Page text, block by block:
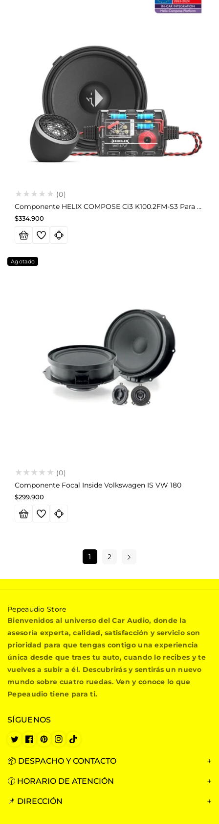
(0)
Componente HELIX COMPOSE Ci3 K100.2FM-S3 Para BMW (2 Vías)
Precio
habitual
$334.900
(0)
Componente Focal Inside Volkswagen IS VW 180
Precio
habitual
$299.900
Agotado
1 2
P
e
p
a
u
d
i
o
o
Pepeaudio Store
Bienvenidos al universo del Car Audio, donde la
asesoría experta, calidad, satisfacción y servicio son
prioridad para que tengas contigo una experiencia
única desde que traes tu auto, cuando lo recibes y te
vuelves a subir a él. Descubrirás y sentirás un nuevo
mundo sobre cuatro ruedas. Ven y conoce lo que
Pepeaudio tiene para ti.
SÍGUENOS
T
i
t
F
c
b
o
k
P
n
e
e
s
I
s
a
a
T
k
o
📦 DESPACHO Y CONTACTO
🕜 HORARIO DE ATENCIÓN
📌 DIRECCIÓN